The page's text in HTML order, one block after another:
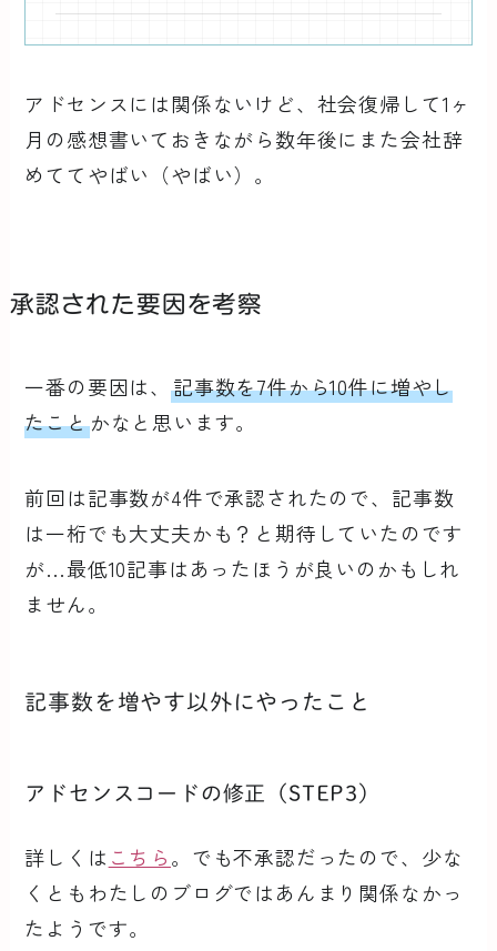
アドセンスには関係ないけど、社会復帰して1ヶ
月の感想書いておきながら数年後にまた会社辞
めててやばい（やばい）。
承認された要因を考察
一番の要因は、記事数を7件から10件に増やし
たことかなと思います。
前回は記事数が4件で承認されたので、記事数
は一桁でも大丈夫かも？と期待していたのです
が…最低10記事はあったほうが良いのかもしれ
ません。
記事数を増やす以外にやったこと
アドセンスコードの修正（STEP3）
詳しくは こちら。でも不承認だったので、少な
くともわたしのブログではあんまり関係なかっ
たようです。